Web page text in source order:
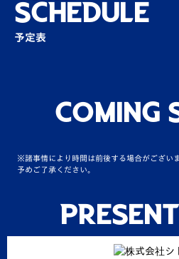
ハーフタイ
コートキ
その他
す！ハーフ
SCHEDULE
予定表
Coming
※諸事情により時間は前後する場合がございま
予めご了承ください。